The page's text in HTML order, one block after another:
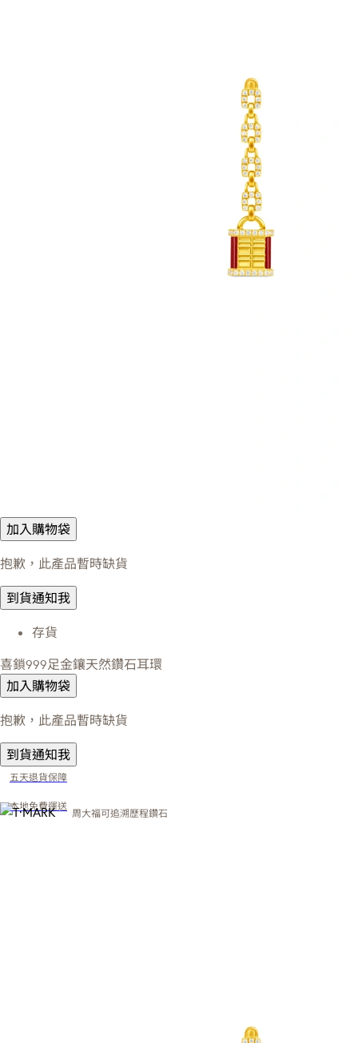
加入購物袋
抱歉，此產品暫時缺貨
到貨通知我
存貨
喜鎖999足金鑲天然鑽石耳環
加入購物袋
抱歉，此產品暫時缺貨
到貨通知我
五天退貨保障
本地免費運送
周大福可追溯歷程鑽石